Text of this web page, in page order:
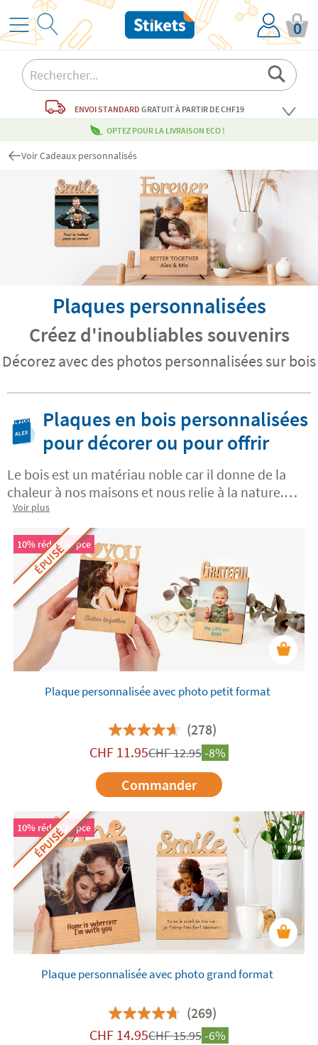
0
ENVOI STANDARD GRATUITÀ PARTIR DE CHF19
OPTEZ POUR LA LIVRAISON ECO !
Voir Cadeaux personnalisés
Plaques personnalisées
Créez d'inoubliables souvenirs
Décorez avec des photos personnalisées sur bois
Plaques en bois personnalisées
pour décorer ou pour offrir
Le bois est un matériau noble car il donne de la
chaleur à nos maisons et nous relie à la nature.
Vous pouvez maintenant créer
bois personnalisées
messages, prénoms ou dates. Ces plaques sont le
support parfait pour immortaliser les souvenirs
et les moments les plus inoubliables à vos yeux
et ceux toute votre famille.
Voir plus
10% réduc 2e pce
ÉPUISÉ
Plaque personnalisée avec photo petit format
(278)
CHF 11.95CHF12.95-8%
Commander
10% réduc 2e pce
ÉPUISÉ
Plaque personnalisée avec photo grand format
(269)
CHF 14.95CHF15.95-6%